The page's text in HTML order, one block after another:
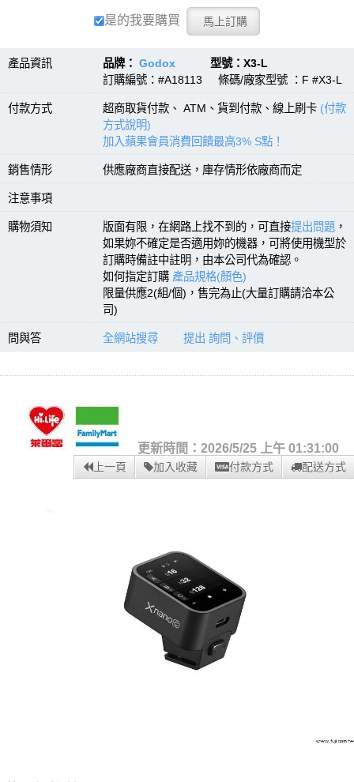
是的我要購買
產品資訊 品牌： Godox 型號：X3-L
訂購編號：#A18113 條碼/廠家型號 ：F #X3-L
付款方式 超商取貨付款、 ATM、貨到付款、線上刷卡 (付款
方式說明)
加入蘋果會員消費回饋最高3% S點！
銷售情形 供應廠商直接配送，庫存情形依廠商而定
注意事項
購物須知 版面有限，在網路上找不到的，可直接提出問題 ，
如果妳不確定是否適用妳的機器，可將使用機型於
訂購時備註中註明，由本公司代為確認。
如何指定訂購 產品規格(顏色)
限量供應2(組/個)，售完為止(大量訂購請洽本公
司)
問與答 全網站搜尋 提出 詢問、評價
更新時間：2026/5/25 上午 01:31:00
上一頁 加入收藏 付款方式 配送方式